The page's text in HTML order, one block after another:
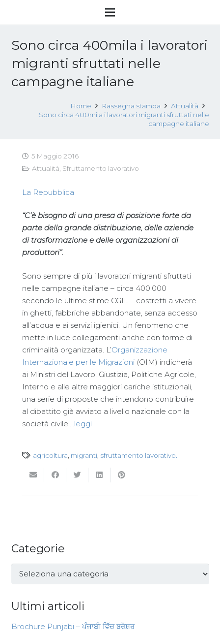
Sono circa 400mila i lavoratori
migranti sfruttati nelle
campagne italiane
Home Rassegna stampa
Attualità
Sono circa 400mila i lavoratori migranti sfruttati nelle
campagne italiane
5 Maggio 2016
Attualità Sfruttamento lavorativo
La Repubblica
“C’è bisogno di una presa di posizione forte da
parte della grande distribuzione, delle aziende
di trasformazione e delle organizzazioni di
produttori”.
Sono sempre di più i lavoratori migranti sfruttati
nelle campagne italiane – circa 400.000
secondo le ultime stime CGIL – costretti a vivere
in ghetti, fabbriche abbandonate, senza accesso
all’acqua e ai servizi igienici. Un fenomeno che
mette in luce collegamenti anche con forme di
criminalità organizzata. L’Organizzazione
Internazionale per le Migrazioni (OIM) indicherà
ai Ministri del Lavoro, Giustizia, Politiche Agricole,
Interno e alle altre maggiori cariche istituzionali,
una serie di proposte che intendono contribuire
al dibattito già avviato a livello nazionale con la
società civile.
…leggi
agricoltura migranti sfruttamento lavorativo.
Categorie
Categorie
Ultimi articoli
Brochure Punjabi – ਪੰਜਾਬੀ ਵਿੱਚ ਬਰੋਸ਼ਰ